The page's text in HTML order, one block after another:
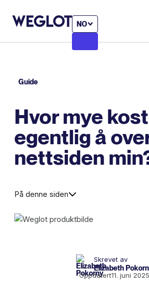
NO
Guide
Hvor mye
egentlig å
nettsiden
På denne siden
Skrevet av
Elizabeth
Oppdatert11. juni 2025